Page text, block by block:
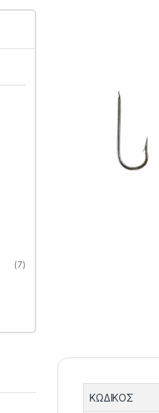
ΚΩΔΙΚΟΣ
(7)